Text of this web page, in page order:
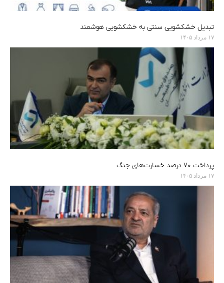
تبدیل خشکشویی سنتی به خشکشویی هوشمند
۱۷ مرداد ۱۴۰۵
پرداخت ۷۰ درصد خسارت‌های جنگ
۱۷ مرداد ۱۴۰۵